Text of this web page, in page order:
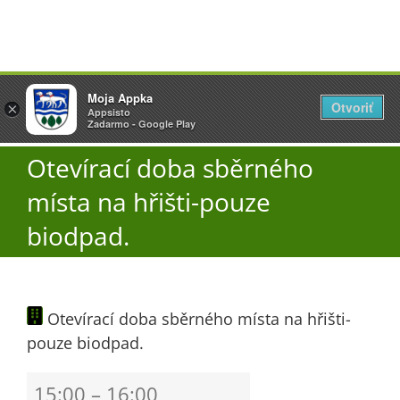
Přeskočit
na
obsah
Úřad
Otevírací doba sběrného
místa na hřišti-pouze
biodpad.
Otevírací doba sběrného místa na hřišti-
pouze biodpad.
15:00 – 16:00
×
Vyžlovka
AppSisto
- In Google Play
Otevřít
×
Moja Appka
Appsisto
Zadarmo - Google Play
Otvoriť